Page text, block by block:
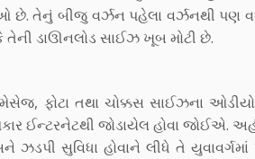
છે. તેનું બીજુ વર્ઝન પહેલા વર્ઝનથી પણ
ડાઊનલોડ સાઈઝ ખૂબ મોટી છે.
ફોટા તથા ચોક્કસ સાઈઝના ઓડીયો
ઈન્ટરનેટથી જોડાયેલ હોવા જોઈએ.
ઝડપી સુવિધા હોવાને લીધે તે